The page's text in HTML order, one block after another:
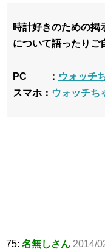
時計好きのための掲
について語ったりご
PC ： ウォッチ
スマホ： ウォッチち
75: 名無しさん 2014/